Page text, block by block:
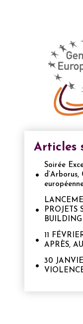
Articles
Soirée
PROJETS
11
APRÈS,
30